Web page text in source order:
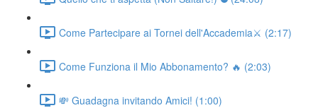
Come Partecipare ai Tornei dell'Accademia⚔️ (2:17)
Come Funziona il Mio Abbonamento? 🔥 (2:03)
💸 Guadagna invitando Amici! (1:00)